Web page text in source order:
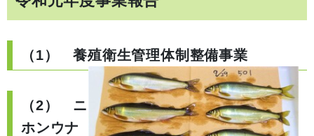
（1） 養殖衛生管理体制整備事業
（2） ニ
ホンウナ